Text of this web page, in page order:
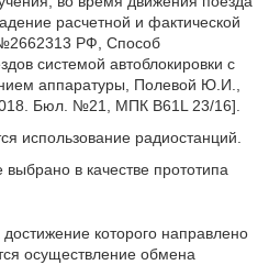
расчетной и фактической
РФ, Способ
системой автоблокировки с
аппаратуры, Полевой Ю.И.,
Бюл. №21, МПК B61L 23/16].
использование радиостанций.
в качестве прототипа
которого направлено
осуществление обмена